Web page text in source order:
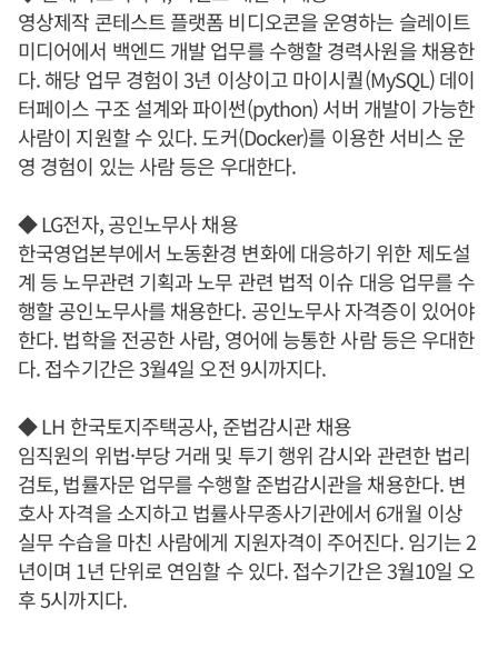
영상제작 콘테스트 플랫폼 비디오콘을 운영하는 슬레이트
미디어에서 백엔드 개발 업무를 수행할 경력사원을 채용한
다. 해당 업무 경험이 3년 이상이고 마이시퀄(MySQL) 데이
터페이스 구조 설계와 파이썬(python) 서버 개발이 가능한
사람이 지원할 수 있다. 도커(Docker)를 이용한 서비스 운
영 경험이 있는 사람 등은 우대한다.
◆ LG전자, 공인노무사 채용
한국영업본부에서 노동환경 변화에 대응하기 위한 제도설
계 등 노무관련 기획과 노무 관련 법적 이슈 대응 업무를 수
행할 공인노무사를 채용한다. 공인노무사 자격증이 있어야
한다. 법학을 전공한 사람, 영어에 능통한 사람 등은 우대한
다. 접수기간은 3월4일 오전 9시까지다.
◆ LH 한국토지주택공사, 준법감시관 채용
임직원의 위법·부당 거래 및 투기 행위 감시와 관련한 법리
검토, 법률자문 업무를 수행할 준법감시관을 채용한다. 변
호사 자격을 소지하고 법률사무종사기관에서 6개월 이상
실무 수습을 마친 사람에게 지원자격이 주어진다. 임기는 2
년이며 1년 단위로 연임할 수 있다. 접수기간은 3월10일 오
후 5시까지다.